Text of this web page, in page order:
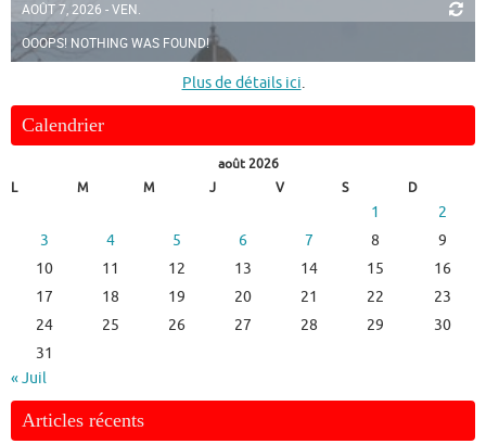
AOÛT 7, 2026 - VEN.
OOOPS! NOTHING WAS FOUND!
Plus de détails ici.
Calendrier
août 2026
L
M M J V S D
1
2
3
4 5 6 7 8
9
10
11 12 13 14 15
16
17
18 19 20 21 22
23
24
25 26 27 28 29
30
31
« Juil
Articles récents